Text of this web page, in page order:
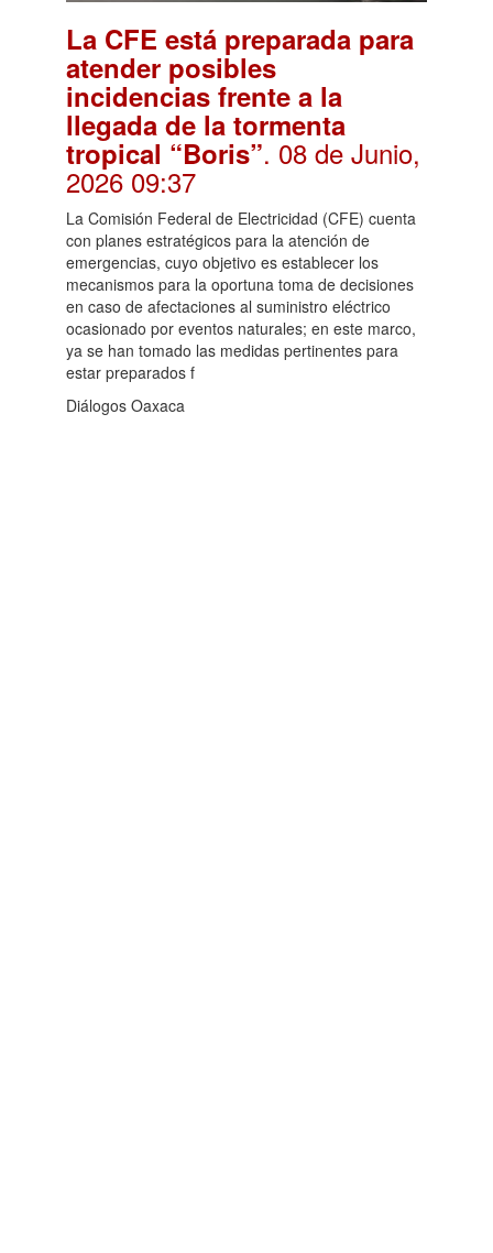
La CFE está preparada para
atender posibles
incidencias frente a la
llegada de la tormenta
tropical “Boris”. 08 de Junio,
2026 09:37
La Comisión Federal de Electricidad (CFE) cuenta
con planes estratégicos para la atención de
emergencias, cuyo objetivo es establecer los
mecanismos para la oportuna toma de decisiones
en caso de afectaciones al suministro eléctrico
ocasionado por eventos naturales; en este marco,
ya se han tomado las medidas pertinentes para
estar preparados f
Diálogos Oaxaca